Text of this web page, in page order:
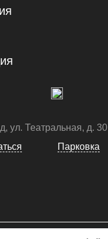
ул. Театральная, д. 30
Парковка